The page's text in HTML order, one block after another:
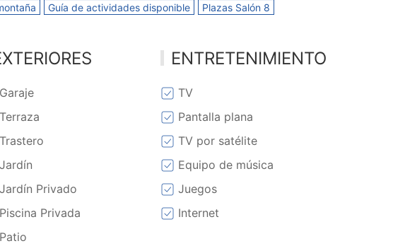
Guía de actividades disponible
Plazas Salón 8
Garaje
Terraza
Trastero
Jardín
Jardín Privado
Piscina Privada
Patio
ENTRETENIMIENTO
TV
Pantalla plana
TV por satélite
Equipo de música
Juegos
Internet